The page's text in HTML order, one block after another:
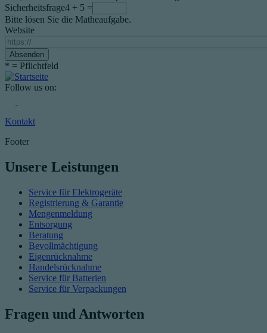
Sicherheitsfrage4 + 5 =
Bitte lösen Sie die Matheaufgabe.
Website
* = Pflichtfeld
Follow us on:
Kontakt
Footer
Unsere Leistungen
Service für Elektrogeräte
Registrierung & Garantie
Mengenmeldung
Entsorgung
Beratung
Bevollmächtigung
Eigenrücknahme
Handelsrücknahme
Service für Batterien
Service für Verpackungen
Fragen und Antworten